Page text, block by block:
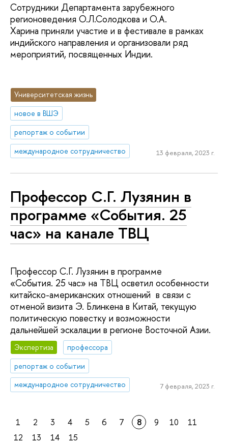
Сотрудники Департамента зарубежного
регионоведения О.Л.Солодкова и О.А.
Харина приняли участие и в фестивале в рамках
индийского направления и организовали ряд
мероприятий, посвященных Индии.
Университетская жизнь
новое в ВШЭ
репортаж о событии
международное сотрудничество
13 февраля, 2023 г.
Профессор С.Г. Лузянин в
программе «События. 25
час» на канале ТВЦ
Профессор С.Г. Лузянин в программе
«События. 25 час» на ТВЦ осветил особенности
китайско-американских отношений в связи с
отменой визита Э. Блинкена в Китай, текущую
политическую повестку и возможности
дальнейшей эскалации в регионе Восточной Азии.
Экспертиза
профессора
репортаж о событии
международное сотрудничество
7 февраля, 2023 г.
1 2 3 4 5 6 7 8 9 10
11
12
13 14 15